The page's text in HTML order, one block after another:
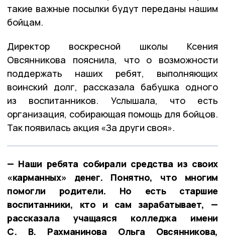
такие важные посылки будут переданы нашим
бойцам.
Директор воскресной школы Ксения
Овсянникова пояснила, что о возможности
поддержать наших ребят, выполняющих
воинский долг, рассказала бабушка одного
из воспитанников. Услышала, что есть
организация, собирающая помощь для бойцов.
Так появилась акция «За други своя».
— Наши ребята собирали средства из своих
«карманных» денег. Понятно, что многим
помогли родители. Но есть старшие
воспитанники, кто и сам зарабатывает, —
рассказала учащаяся колледжа имени
С. В. Рахманинова Ольга Овсянникова,